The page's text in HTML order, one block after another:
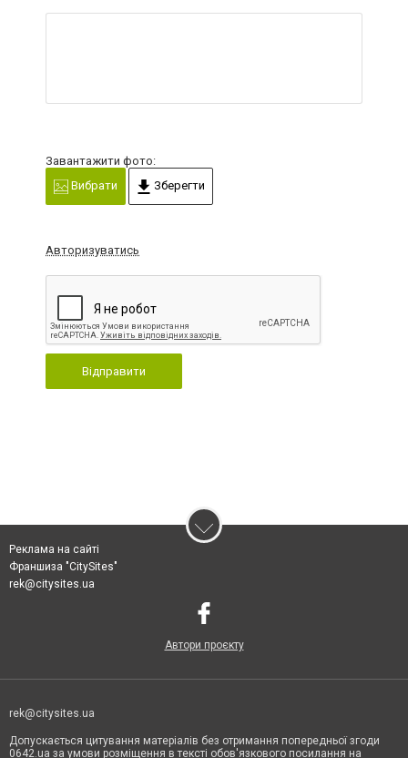
Завантажити фото:
Вибрати
Зберегти
Авторизуватись
Відправити
Реклама на сайті
Франшиза "CitySites"
rek@citysites.ua
Автори проєкту
rek@citysites.ua
Допускається цитування матеріалів без отримання попередньої згоди
0642.ua за умови розміщення в тексті обов'язкового посилання на